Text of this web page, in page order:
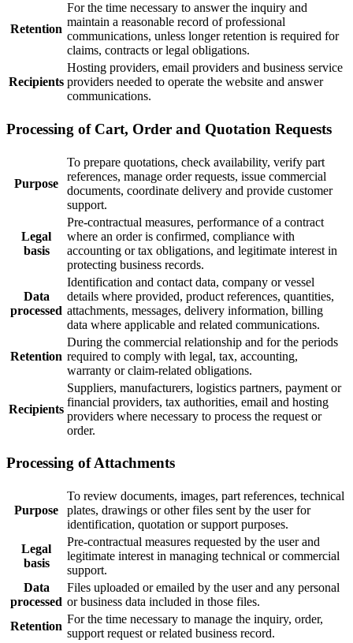
Retention
For the time necessary to answer the inquiry and
maintain a reasonable record of professional
communications, unless longer retention is required for
claims, contracts or legal obligations.
Recipients
Hosting providers, email providers and business service
providers needed to operate the website and answer
communications.
Processing of Cart, Order and Quotation Requests
Purpose
To prepare quotations, check availability, verify part
references, manage order requests, issue commercial
documents, coordinate delivery and provide customer
support.
Legal
basis
Pre-contractual measures, performance of a contract
where an order is confirmed, compliance with
accounting or tax obligations, and legitimate interest in
protecting business records.
Data
processed
Identification and contact data, company or vessel
details where provided, product references, quantities,
attachments, messages, delivery information, billing
data where applicable and related communications.
Retention
During the commercial relationship and for the periods
required to comply with legal, tax, accounting,
warranty or claim-related obligations.
Recipients
Suppliers, manufacturers, logistics partners, payment or
financial providers, tax authorities, email and hosting
providers where necessary to process the request or
order.
Processing of Attachments
Purpose
To review documents, images, part references, technical
plates, drawings or other files sent by the user for
identification, quotation or support purposes.
Legal
basis
Pre-contractual measures requested by the user and
legitimate interest in managing technical or commercial
support.
Data
processed
Files uploaded or emailed by the user and any personal
or business data included in those files.
Retention
For the time necessary to manage the inquiry, order,
support request or related business record.